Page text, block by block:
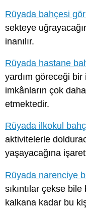
Rüyada bahçesi
sekteye
inanılır.
Rüyada hastane
yardım göreceği
imkânların çok
etmektedir.
Rüyada ilkokul
aktivitelerle
yaşayacağına
Rüyada narenciye
sıkıntılar çekse
kalkana kadar bu